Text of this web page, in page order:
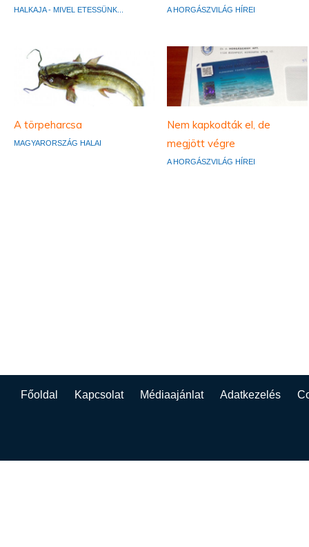
HALKAJA - MIVEL ETESSÜNK... A HORGÁSZVILÁG HÍREI
A törpeharcsa
MAGYARORSZÁG HALAI
Nem kapkodták el, de
megjött végre
A HORGÁSZVILÁG HÍREI
Főoldal Kapcsolat Médiaajánlat Adatkezelés